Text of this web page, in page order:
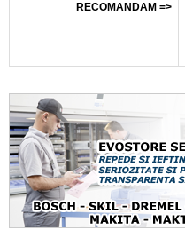
RECOMANDAM =>